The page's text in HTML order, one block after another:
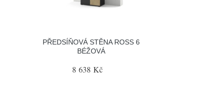
PŘEDSÍŇOVÁ STĚNA ROSS 6
BÉŽOVÁ
8 638 Kč